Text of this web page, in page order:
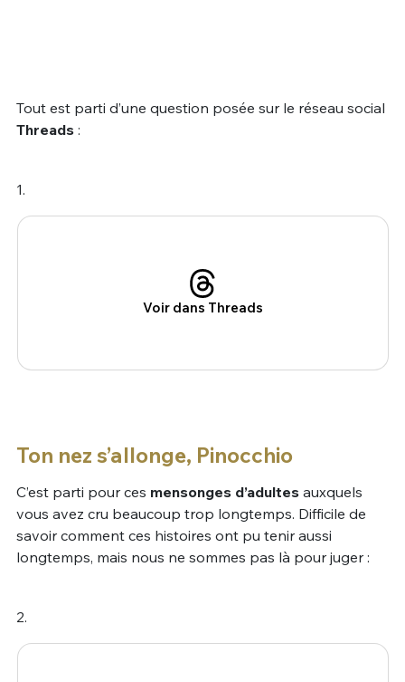
Tout est parti d’une question posée sur le réseau social
Threads:
1.
Voir dans Threads
Ton nez s’allonge, Pinocchio
C’est parti pour ces mensonges d’adultesauxquels
vous avez cru beaucoup trop longtemps. Difficile de
savoir comment ces histoires ont pu tenir aussi
longtemps, mais nous ne sommes pas là pour juger :
2.